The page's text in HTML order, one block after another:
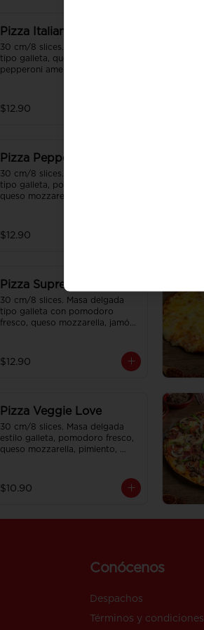
Pizza Italiana
30 cm/8 slices. Masa delgada
tipo galleta, queso mozzarella,
pepperoni americano y aceitunas
$12.90
Pizza Pepperoni Love
30 cm/8 slices. Masa delgada
tipo galleta, pomodoro fresco,
queso mozzarella y doble
$12.90
Pizza Suprema
30 cm/8 slices. Masa delgada
tipo galleta con pomodoro
fresco, queso mozzarella, jamón,
$12.90
Pizza Veggie Love
30 cm/8 slices. Masa delgada
estilo galleta, pomodoro fresco,
queso mozzarella, pimiento,
$10.90
Conócenos
Despachos
Términos y condiciones